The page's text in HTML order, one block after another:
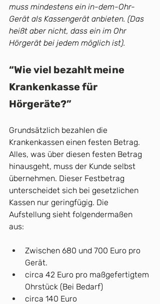
muss mindestens ein in-dem-Ohr-
Gerät als Kassengerät anbieten. (Das
heißt aber nicht, dass ein im Ohr
Hörgerät bei jedem möglich ist).
“Wie viel bezahlt meine
Krankenkasse für
Hörgeräte?”
Grundsätzlich bezahlen die
Krankenkassen einen festen Betrag.
Alles, was über diesen festen Betrag
hinausgeht, muss der Kunde selbst
übernehmen. Dieser Festbetrag
unterscheidet sich bei gesetzlichen
Kassen nur geringfügig. Die
Aufstellung sieht folgendermaßen
aus:
Zwischen 680 und 700 Euro pro
Gerät.
circa 42 Euro pro maßgefertigtem
Ohrstück (Bei Bedarf)
circa 140 Euro